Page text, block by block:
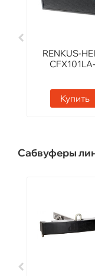
RENKUS-
Купить
Сабвуферы